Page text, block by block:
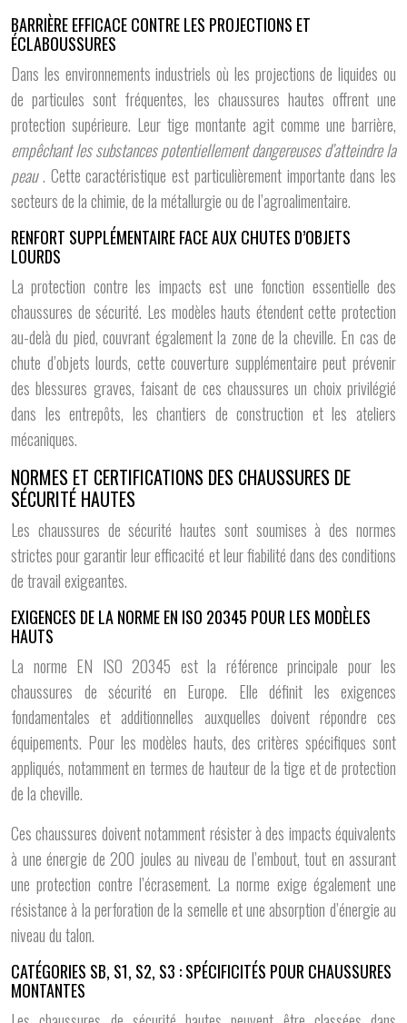
BARRIÈRE EFFICACE CONTRE LES PROJECTIONS ET
ÉCLABOUSSURES
Dans les environnements industriels où les projections de liquides ou
de particules sont fréquentes, les chaussures hautes offrent une
protection supérieure. Leur tige montante agit comme une barrière,
empêchant les substances potentiellement dangereuses d’atteindre la
peau. Cette caractéristique est particulièrement importante dans les
secteurs de la chimie, de la métallurgie ou de l’agroalimentaire.
RENFORT SUPPLÉMENTAIRE FACE AUX CHUTES D’OBJETS
LOURDS
La protection contre les impacts est une fonction essentielle des
chaussures de sécurité. Les modèles hauts étendent cette protection
au-delà du pied, couvrant également la zone de la cheville. En cas de
chute d’objets lourds, cette couverture supplémentaire peut prévenir
des blessures graves, faisant de ces chaussures un choix privilégié
dans les entrepôts, les chantiers de construction et les ateliers
mécaniques.
NORMES ET CERTIFICATIONS DES CHAUSSURES DE
SÉCURITÉ HAUTES
Les chaussures de sécurité hautes sont soumises à des normes
strictes pour garantir leur efficacité et leur fiabilité dans des conditions
de travail exigeantes.
EXIGENCES DE LA NORME EN ISO 20345 POUR LES MODÈLES
HAUTS
La norme EN ISO 20345 est la référence principale pour les
chaussures de sécurité en Europe. Elle définit les exigences
fondamentales et additionnelles auxquelles doivent répondre ces
équipements. Pour les modèles hauts, des critères spécifiques sont
appliqués, notamment en termes de hauteur de la tige et de protection
de la cheville.
Ces chaussures doivent notamment résister à des impacts équivalents
à une énergie de 200 joules au niveau de l’embout, tout en assurant
une protection contre l’écrasement. La norme exige également une
résistance à la perforation de la semelle et une absorption d’énergie au
niveau du talon.
CATÉGORIES SB, S1, S2, S3 : SPÉCIFICITÉS POUR CHAUSSURES
MONTANTES